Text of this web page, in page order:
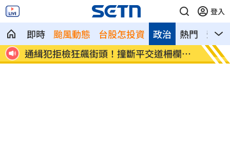
登入
即時 颱風動態 台股怎投資 熱門 影音
政治
婚
通緝犯拒檢狂飆街頭！撞斷平交道柵欄逃
亡
誰在
光